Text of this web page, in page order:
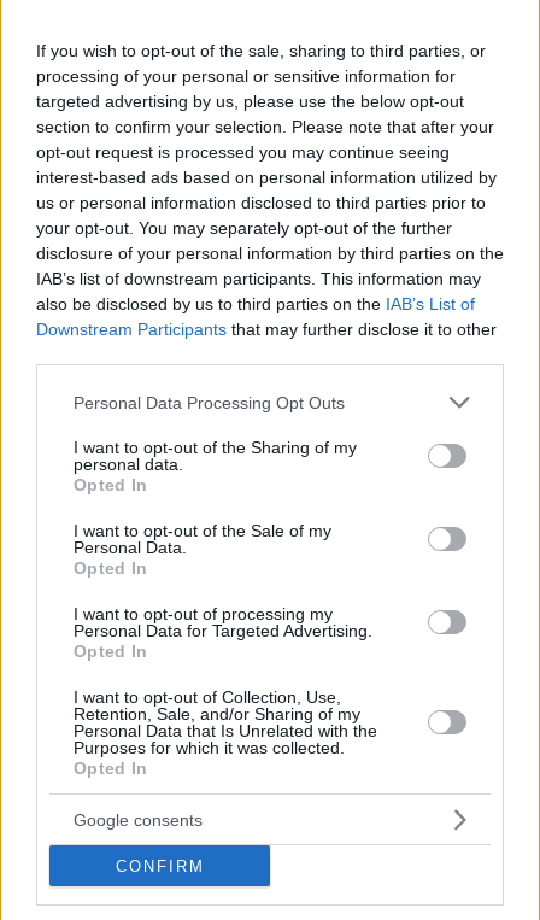
If you wish to opt-out of the sale, sharing to third parties, or
processing of your personal or sensitive information for
targeted advertising by us, please use the below opt-out
section to confirm your selection. Please note that after your
opt-out request is processed you may continue seeing
interest-based ads based on personal information utilized by
us or personal information disclosed to third parties prior to
your opt-out. You may separately opt-out of the further
disclosure of your personal information by third parties on the
IAB’s list of downstream participants. This information may
also be disclosed by us to third parties on the IAB’s List of
Downstream Participants that may further disclose it to other
Please note that this website/app uses one or more Google
not limited to your visit or usage behaviour. You may click to
grant or deny consent to Google and its third-party tags to
use your data for below specified purposes in below Google
consent section.
Personal Data Processing Opt Outs
I want to opt-out of the Sharing of my
personal data.
Opted In
I want to opt-out of the Sale of my
Personal Data.
Opted In
I want to opt-out of processing my
Personal Data for Targeted Advertising.
Opted In
I want to opt-out of Collection, Use,
Retention, Sale, and/or Sharing of my
Personal Data that Is Unrelated with the
Purposes for which it was collected.
Opted In
Google consents
CONFIRM
σε κάθε αποστολή) στα πλαίσια του«Όπου Υπάρχουν
Άγγελοι»βλέπουμε σχολεία να λειτουργούν με
ταχύτητες διαδικτύου που στην Αθήνα είχαμε προ
15ετίας.
Τέλος, να δούμε και την κοινωνική διάσταση. Πολλές
επιτυχία των παιδιών μας δεν εξαρτάται μόνο από την
προσπάθεια και τις ικανότητες τους, αλλά και από το
σχολικό περιβάλλον, τις τοπικές ισορροπίες, τη
διαχείριση βαθμών, ακόμα και υποτιθέμενες
συμπάθειες και αντιπάθειες, τροφοδοτώντας
δυσπιστία και